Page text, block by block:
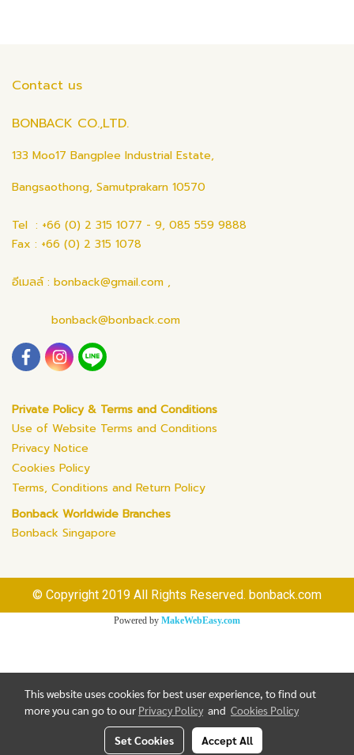
Contact us
BONBACK CO.,LTD.
133 Moo17 Bangplee Industrial Estate,
Bangsaothong, Samutprakarn 10570
Tel : +66 (0) 2 315 1077 - 9, 085 559 9888
Fax : +66 (0) 2 315 1078
อีเมลล์ : bonback@gmail.com ,
bonback@bonback.com
Private Policy & Terms and Conditions
Use of Website Terms and Conditions
Privacy Notice
Cookies Policy
Terms, Conditions and Return Policy
Bonback Worldwide Branches
Bonback Singapore
© Copyright 2019 All Rights Reserved. bonback.com
Powered by MakeWebEasy.com
This website uses cookies for best user experience, to find out
more you can go to our Privacy Policy and Cookies Policy
Set Cookies Accept All